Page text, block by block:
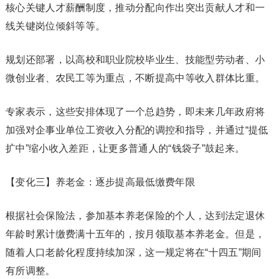
核心关键人才薪酬制度，推动分配向作出突出贡献人才和一
线关键岗位倾斜等等。
规划还部署，以高校和职业院校毕业生、技能型劳动者、小
微创业者、农民工等为重点，不断提高中等收入群体比重。
专家表示，这些安排体现了一个总趋势，即未来几年政府将
加强对企事业单位工资收入分配的调控和指导，并通过“提低
扩中”缩小收入差距，让更多普通人的“钱袋子”鼓起来。
【变化三】养老金：逐步提高最低缴费年限
根据社会保险法，参加基本养老保险的个人，达到法定退休
年龄时累计缴费满十五年的，按月领取基本养老金。但是，
随着人口老龄化程度持续加深，这一规定将在“十四五”期间
有所调整。